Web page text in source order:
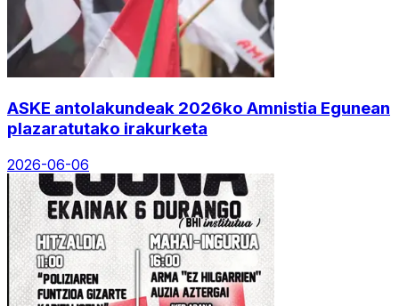
ASKE antolakundeak 2026ko Amnistia Egunean
plazaratutako irakurketa
2026-06-06